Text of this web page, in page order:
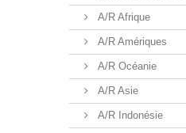
A/R Afrique
A/R Amériques
A/R Océanie
A/R Asie
A/R Indonésie